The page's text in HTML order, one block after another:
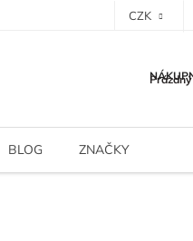
CZK
BLOG ZNAČKY